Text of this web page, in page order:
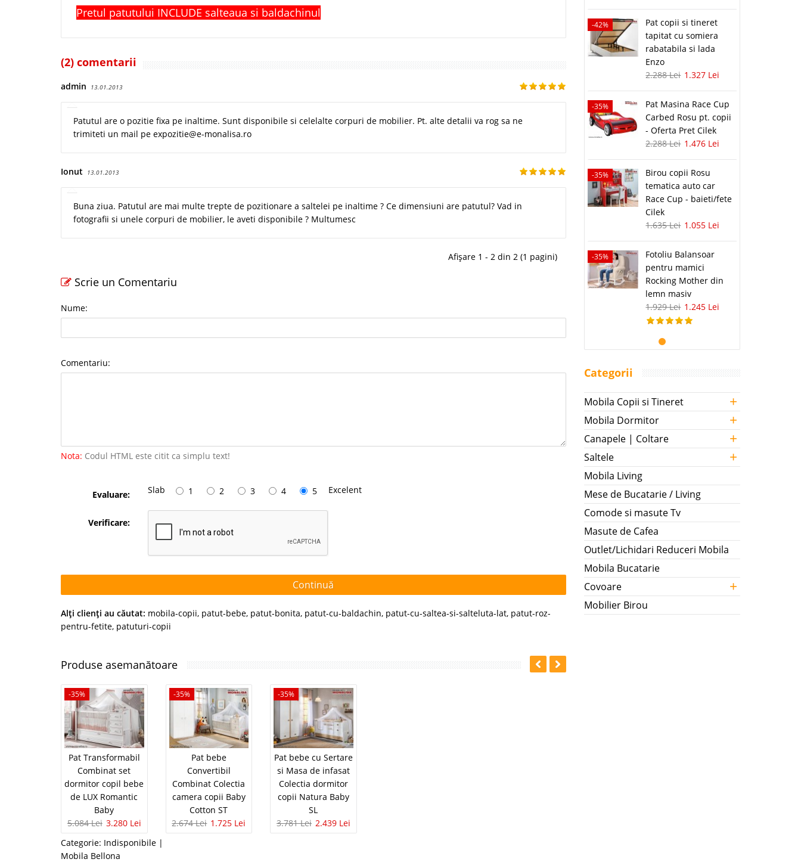
Pretul patutului INCLUDE salteaua si baldachinul
(2) comentarii
admin 13.01.2013
Patutul are o pozitie fixa pe inaltime. Sunt disponibile si celelalte corpuri de mobilier. Pt. alte detalii va rog sa ne
trimiteti un mail pe expozitie@e-monalisa.ro
Ionut 13.01.2013
Buna ziua. Patutul are mai multe trepte de pozitionare a saltelei pe inaltime ? Ce dimensiuni are patutul? Vad in
fotografii si unele corpuri de mobilier, le aveti disponibile ? Multumesc
Afișare 1 - 2 din 2 (1 pagini)
Scrie un Comentariu
Nume:
Comentariu:
Nota: Codul HTML este citit ca simplu text!
Evaluare: Slab 1 2 3 4 5 Excelent
Verificare:
Continuă
Alţi clienţi au căutat: mobila-copii, patut-bebe, patut-bonita, patut-cu-baldachin, patut-cu-saltea-si-salteluta-lat, patut-roz-
pentru-fetite, patuturi-copii
Produse asemanătoare
-35%
Pat Transformabil
Combinat set
dormitor copil bebe
de LUX Romantic
Baby
5.084 Lei 3.280 Lei
-35%
Pat bebe
Convertibil
Combinat Colectia
camera copii Baby
Cotton ST
2.674 Lei 1.725 Lei
-35%
Pat bebe cu Sertare
si Masa de infasat
Colectia dormitor
copii Natura Baby
SL
3.781 Lei 2.439 Lei
Categorie: Indisponibile |
Mobila Bellona
-42%
Pat copii si tineret
tapitat cu somiera
rabatabila si lada
Enzo
2.288 Lei 1.327 Lei
-35%
Pat Masina Race Cup
Carbed Rosu pt. copii
- Oferta Pret Cilek
2.288 Lei 1.476 Lei
-35%
Birou copii Rosu
tematica auto car
Race Cup - baieti/fete
Cilek
1.635 Lei 1.055 Lei
-35%
Fotoliu Balansoar
pentru mamici
Rocking Mother din
lemn masiv
1.929 Lei 1.245 Lei
Categorii
Mobila Copii si Tineret +
Mobila Dormitor +
Canapele | Coltare +
Saltele +
Mobila Living
Mese de Bucatarie / Living
Comode si masute Tv
Masute de Cafea
Outlet/Lichidari Reduceri Mobila
Mobila Bucatarie
Covoare
+
Mobilier Birou